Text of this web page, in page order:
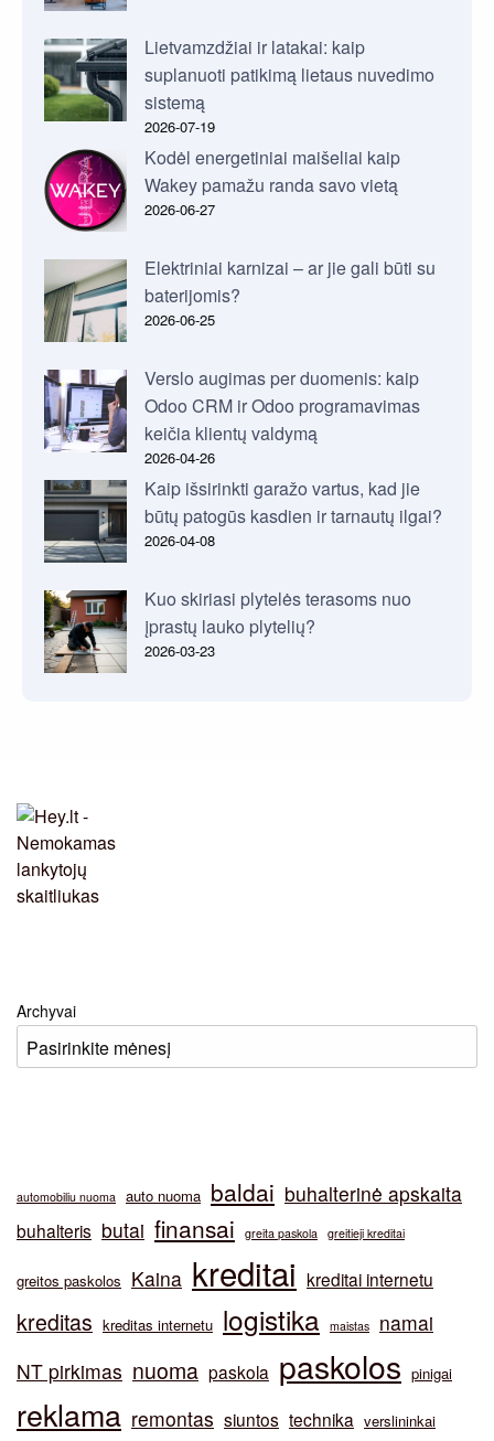
Lietvamzdžiai ir latakai: kaip
suplanuoti patikimą lietaus nuvedimo
sistemą
2026-07-19
Kodėl energetiniai maišeliai kaip
Wakey pamažu randa savo vietą
2026-06-27
Elektriniai karnizai – ar jie gali būti su
baterijomis?
2026-06-25
Verslo augimas per duomenis: kaip
Odoo CRM ir Odoo programavimas
keičia klientų valdymą
2026-04-26
Kaip išsirinkti garažo vartus, kad jie
būtų patogūs kasdien ir tarnautų ilgai?
2026-04-08
Kuo skiriasi plytelės terasoms nuo
įprastų lauko plytelių?
2026-03-23
Archyvai
automobiliu nuoma auto nuoma baldai buhalterinė apskaita
buhalteris butai finansai greita paskola greitieji kreditai
greitos paskolos Kaina kreditai kreditai internetu
kreditas kreditas internetu logistika maistas
namai
NT pirkimas nuoma paskola paskolos pinigai
reklama remontas siuntos technika verslininkai